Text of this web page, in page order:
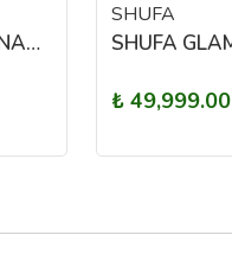
SHUFA GÖLGELİK VE BARINAK(Güneş ışınlarından ve yağmur yağışından korur)
SHUFA
₺ 49,999.00